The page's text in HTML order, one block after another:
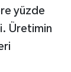
yüzde
Üretimin